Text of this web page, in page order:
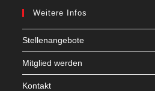
Weitere Infos
Stellenangebote
Mitglied werden
Kontakt